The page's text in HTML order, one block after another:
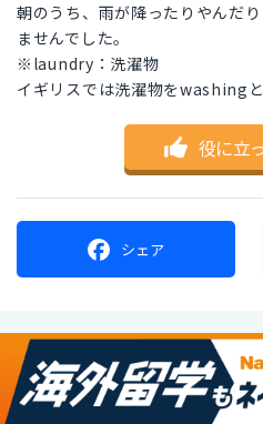
朝のうち、雨が降ったりやんだ
ませんでした。
※laundry：洗濯物
イギリスでは洗濯物をwashingと
役に立
シェア